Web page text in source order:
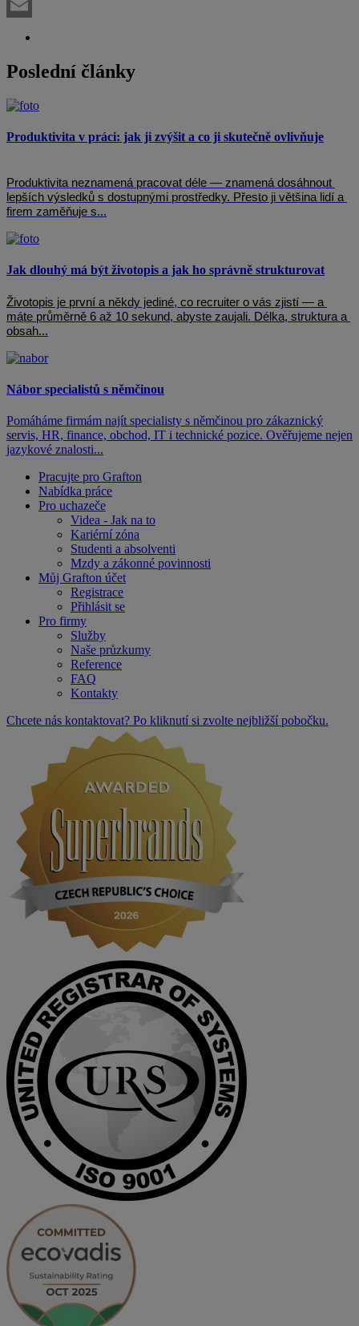
LinkedIn
Poslední články
Produktivita v práci: jak ji zvýšit a co ji skutečně ovlivňuje
Produktivita neznamená pracovat déle — znamená dosáhnout
lepších výsledků s dostupnými prostředky. Přesto ji většina lidí a
firem zaměňuje s...
Jak dlouhý má být životopis a jak ho správně strukturovat
Životopis je první a někdy jediné, co recruiter o vás zjistí — a
máte průměrně 6 až 10 sekund, abyste zaujali. Délka, struktura a
obsah...
Nábor specialistů s němčinou
Pomáháme firmám najít specialisty s němčinou pro zákaznický
servis, HR, finance, obchod, IT i technické pozice. Ověřujeme nejen
jazykové znalosti...
Pracujte pro Grafton
Nabídka práce
Pro uchazeče
Videa - Jak na to
Kariérní zóna
Studenti a absolventi
Mzdy a zákonné povinnosti
Můj Grafton účet
Registrace
Přihlásit se
Pro firmy
Služby
Naše průzkumy
Reference
FAQ
Kontakty
Chcete nás kontaktovat? Po kliknutí si zvolte nejbližší pobočku.